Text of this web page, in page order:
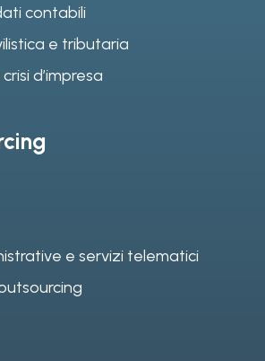
contabili
e tributaria
d’impresa
e servizi telematici